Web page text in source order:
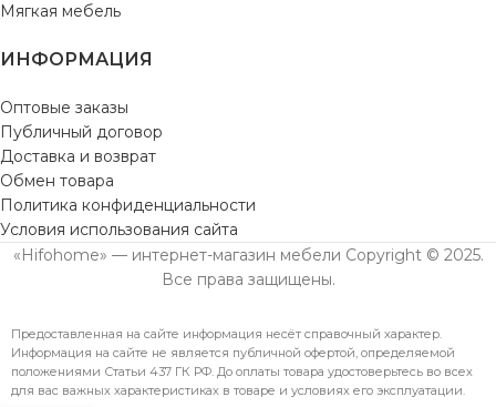
Мягкая мебель
ИНФОРМАЦИЯ
Оптовые заказы
Публичный договор
Доставка и возврат
Обмен товара
Политика конфиденциальности
Условия использования сайта
«Hifohome» — интернет-магазин мебели Copyright © 2025.
Все права защищены.
Предоставленная на сайте информация несёт справочный характер.
Информация на сайте не является публичной офертой, определяемой
положениями Статьи 437 ГК РФ. До оплаты товара удостоверьтесь во всех
для вас важных характеристиках в товаре и условиях его эксплуатации.